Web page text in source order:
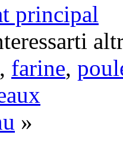
principal
, farine,
»